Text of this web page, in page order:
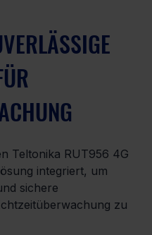
Teltonika RUT956 4G
integriert, um
sichere
zu